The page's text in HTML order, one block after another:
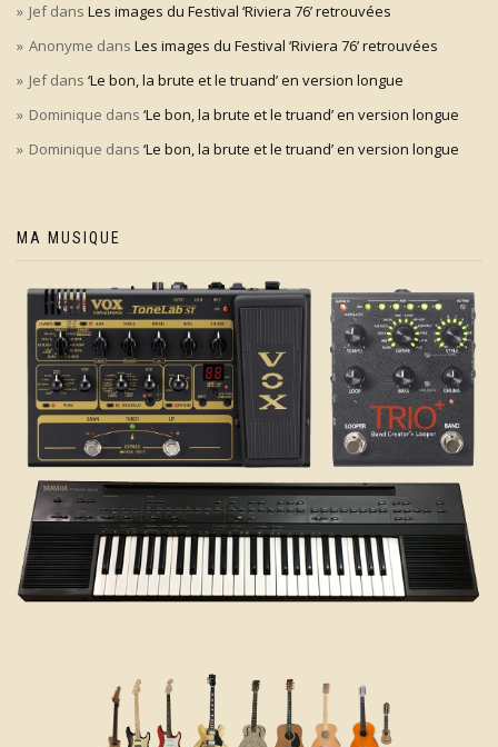
Jefdans Les images du Festival ‘Riviera 76’ retrouvées
Anonyme dans Les images du Festival ‘Riviera 76’ retrouvées
Jefdans ‘Le bon, la brute et le truand’ en version longue
Dominique dans ‘Le bon, la brute et le truand’ en version longue
Dominique dans ‘Le bon, la brute et le truand’ en version longue
MA MUSIQUE